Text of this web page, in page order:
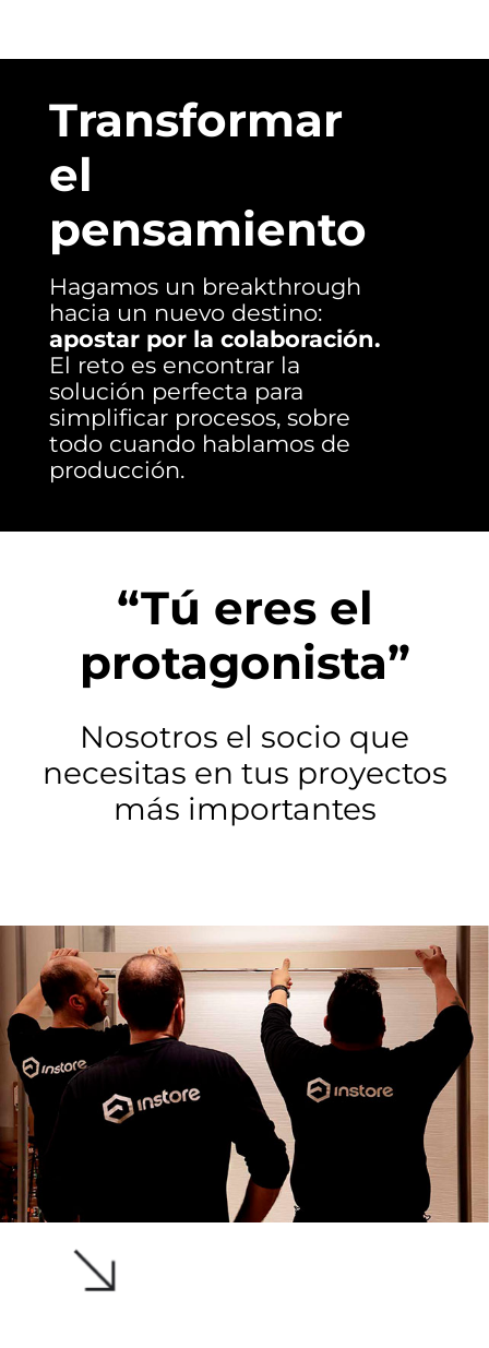
Transformar
el
pensamiento
Hagamos un breakthrough
hacia un nuevo destino:
apostar por la colaboración.
El reto es encontrar la
solución perfecta para
simplificar procesos, sobre
todo cuando hablamos de
producción.
“Tú eres el
protagonista”
Nosotros el socio que
necesitas en tus proyectos
más importantes